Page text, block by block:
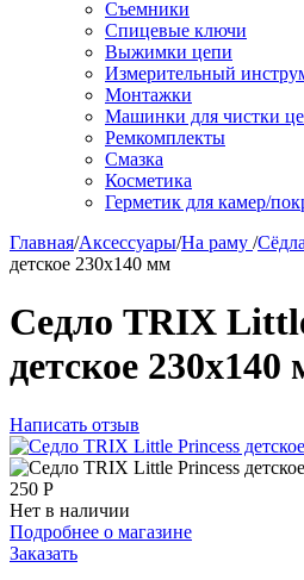
Съемники
Спицевые ключи
Выжимки цепи
Измерительный
Монтажки
Машинки для чистки
Ремкомплекты
Смазка
Косметика
Герметик для камер/
Главная/Аксессуары/На раму /Сёдла
детское 230х140 мм
Седло TRIX
детское 230х140
Написать отзыв
250 Р
Нет в наличии
Подробнее о магазине
Заказать